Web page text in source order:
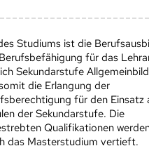
Studiums ist die
für das
Sekundarstufe
die Erlangung der
für den Einsatz
der Sekundarstufe. Die
Qualifikationen
das Masterstudium vertieft.